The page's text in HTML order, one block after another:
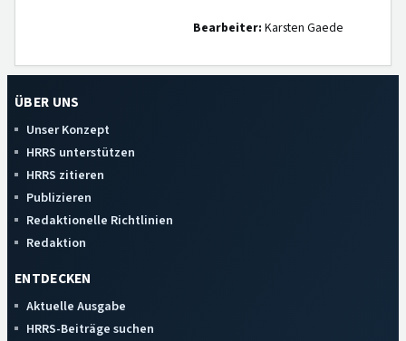
Bearbeiter: Karsten Gaede
ÜBER UNS
Unser Konzept
HRRS unterstützen
HRRS zitieren
Publizieren
Redaktionelle Richtlinien
Redaktion
ENTDECKEN
Aktuelle Ausgabe
HRRS-Beiträge suchen